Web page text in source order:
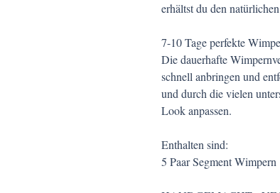
erhältst du den
7-10 Tage perfekte
​Die dauerhafte
schnell anbringen und
und durch die vielen
Look anpassen.
Enthalten sind:
5 Paar Segment Wimpern